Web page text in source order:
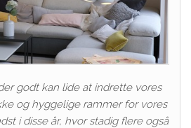
godt kan lide at indrette vores
og hyggelige rammer for vores
i disse år, hvor stadig flere også